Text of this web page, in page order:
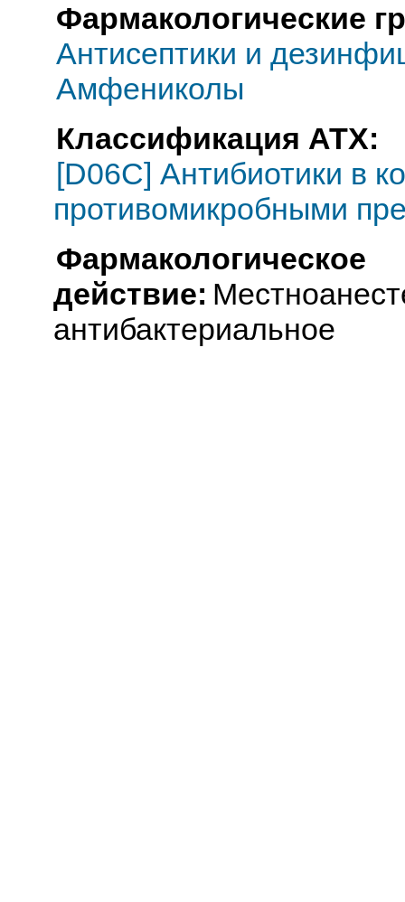
Фармакологические
Антисептики и
Амфениколы
Классификация АТХ:
[D06C] Антибиотики в
противомикробными
Фармакологическое
действие:
антибактериальное